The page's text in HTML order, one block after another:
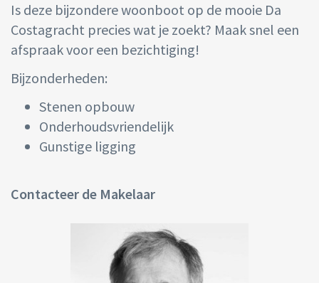
Is deze bijzondere woonboot op de mooie Da
Costagracht precies wat je zoekt? Maak snel een
afspraak voor een bezichtiging!
Bijzonderheden:
Stenen opbouw
Onderhoudsvriendelijk
Gunstige ligging
Contacteer de Makelaar